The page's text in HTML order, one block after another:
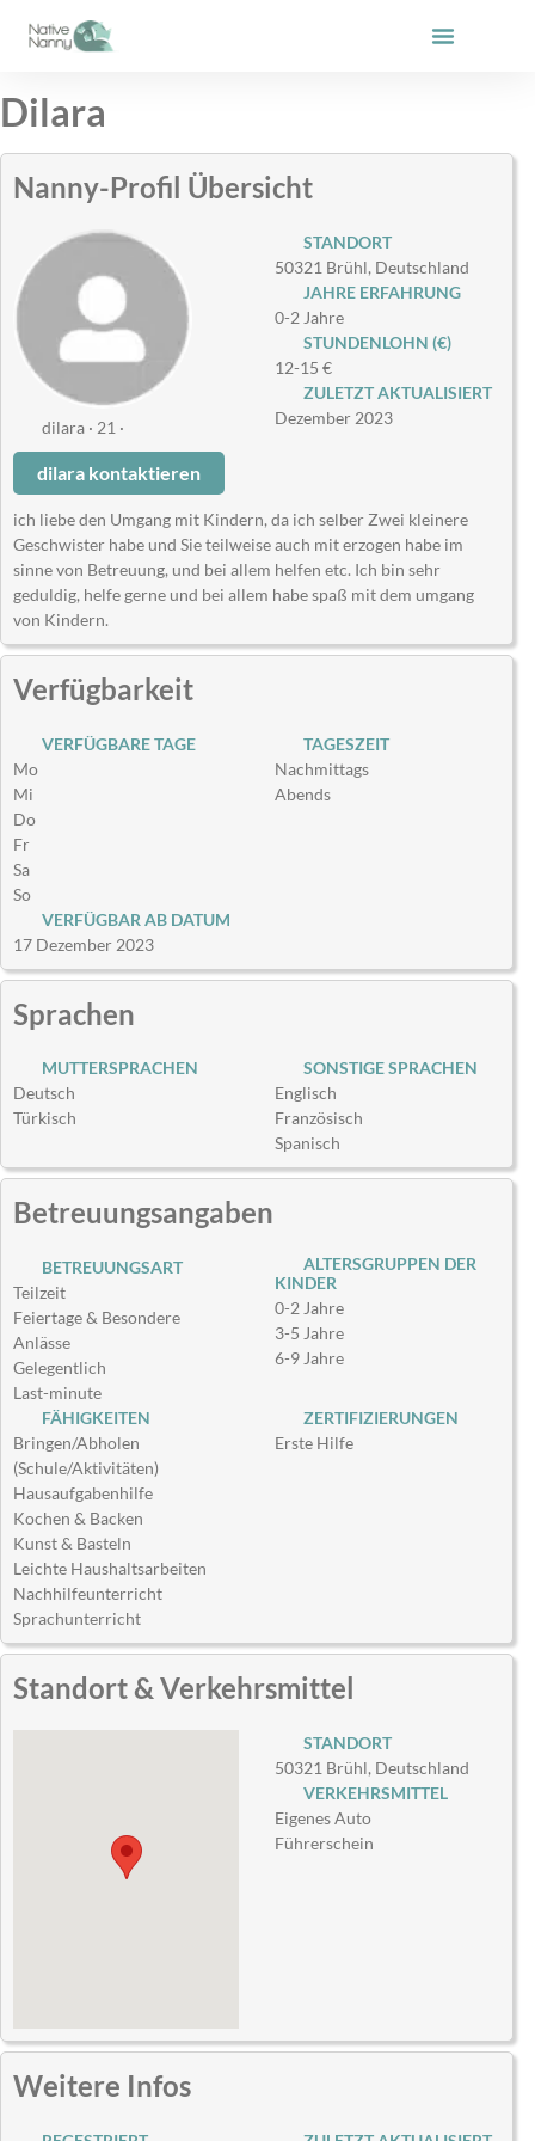
Inhalt
Dilara
Nanny-Profil Übersicht
dilara · 21 ·
STANDORT
50321 Brühl, Deutschland
JAHRE ERFAHRUNG
0-2 Jahre
STUNDENLOHN (€)
12-15 €
ZULETZT AKTUALISIERT
Dezember 2023
dilara kontaktieren
ich liebe den Umgang mit Kindern, da ich selber Zwei kleinere
Geschwister habe und Sie teilweise auch mit erzogen habe im
sinne von Betreuung, und bei allem helfen etc. Ich bin sehr
geduldig, helfe gerne und bei allem habe spaß mit dem umgang
von Kindern.
Verfügbarkeit
VERFÜGBARE TAGE
Mo
Mi
Do
Fr
Sa
So
TAGESZEIT
Nachmittags
Abends
VERFÜGBAR AB DATUM
17 Dezember 2023
Sprachen
MUTTERSPRACHEN
Deutsch
Türkisch
SONSTIGE SPRACHEN
Englisch
Französisch
Spanisch
Betreuungsangaben
BETREUUNGSART
Teilzeit
Feiertage & Besondere
Anlässe
Gelegentlich
Last-minute
ALTERSGRUPPEN DER
KINDER
0-2 Jahre
3-5 Jahre
6-9 Jahre
FÄHIGKEITEN
Bringen/Abholen
(Schule/Aktivitäten)
Hausaufgabenhilfe
Kochen & Backen
Kunst & Basteln
Leichte Haushaltsarbeiten
Nachhilfeunterricht
Sprachunterricht
ZERTIFIZIERUNGEN
Erste Hilfe
Standort & Verkehrsmittel
STANDORT
50321 Brühl, Deutschland
VERKEHRSMITTEL
Eigenes Auto
Führerschein
Weitere Infos